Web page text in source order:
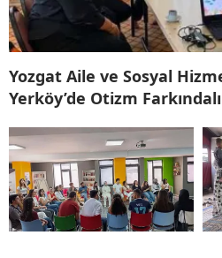
Yozgat Aile ve Sosyal
Yerköy’de Otizm